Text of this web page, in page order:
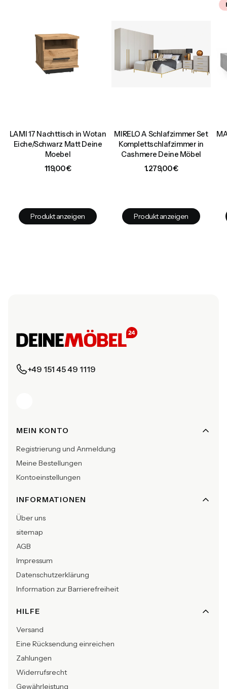
LAMI 17 Nachttisch in Wotan
Eiche/Schwarz Matt Deine
Moebel
Preis
119,00 €
Produkt anzeigen
MIRELO A Schlafzimmer Set
Komplettschlafzimmer in
Cashmere Deine Möbel
Preis
1.279,00 €
Produkt anzeigen
+49 151 45 49 1119
Fußzeilenmenü
MEIN KONTO
Registrierung und Anmeldung
Meine Bestellungen
Kontoeinstellungen
INFORMATIONEN
Über uns
sitemap
AGB
Impressum
Datenschutzerklärung
Information zur Barrierefreiheit
HILFE
Versand
Eine Rücksendung einreichen
Zahlungen
Widerrufsrecht
Gewährleistung